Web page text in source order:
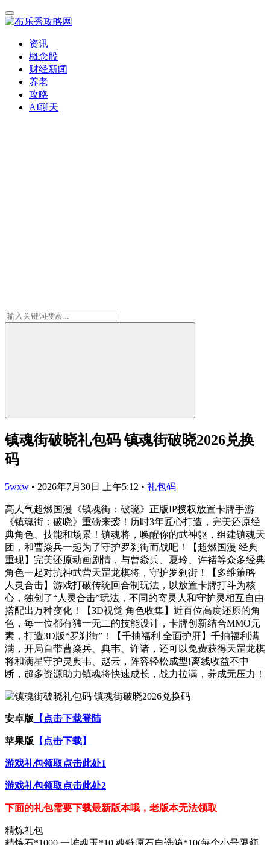
资讯
概念股
财经新闻
养老
攻略
AI聊天
镇魂街破晓礼包码 镇魂街破晓2026兑换
码
5wxw • 2026年7月30日 上午5:12 • 礼包码
高人气超燃国漫《镇魂街：破晓》正版IP授权放置卡牌手游
《镇魂街：破晓》重磅来袭！历时3年匠心打造，完美还原经
典角色、技能和场景！镇魂将，唤醒你的武神躯，组建镇魂天
团，和曹焱兵一起为了守护罗刹街而战吧！【超燃国漫 经典
重现】完美还原动画剧情，与曹焱兵、夏玲、许褚等众多经典
角色一起对抗神武营天罡龙棋将，守护罗刹街！【多维策略
人灵合击】游戏打破传统回合制玩法，以放置卡牌打斗为核
心，独创了“人灵合击”玩法，不同的寄灵人和守护灵相互自由
搭配出万种变化！【3D视觉 角色收集】近百位高度还原的角
色，每一位都有独一无二的技能设计，卡牌创新结合MMO元
素，打造3D版“罗刹街”！【千抽福利 全面护肝】千抽福利满
满，开局自带曹焱兵、典韦、许诸，还可以免费获得天罡龙棋
将和满星守护灵典韦、赵云，阵容轻松成型!离线收益不中
断，超多资源助力镇魂将快速成长，战力拉满，养成无压力！
安卓版 【点击下载登陆
苹果版 【点击下载】
游戏礼包领取点击此处1
游戏礼包领取点击此处2
下面的礼包需要下载最新版本哦，老版本无法领取
精炼礼包
精炼石*1000 一堆魂玉*10 魂链原石自选箱*10(每个小号限领